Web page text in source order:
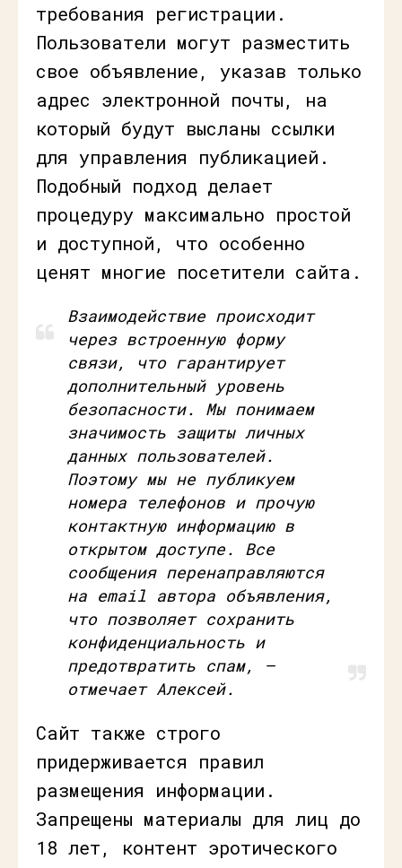
требования регистрации.
Пользователи могут разместить
свое объявление, указав только
адрес электронной почты, на
который будут высланы ссылки
для управления публикацией.
Подобный подход делает
процедуру максимально простой
и доступной, что особенно
ценят многие посетители сайта.
Взаимодействие происходит
через встроенную форму
связи, что гарантирует
дополнительный уровень
безопасности. Мы понимаем
значимость защиты личных
данных пользователей.
Поэтому мы не публикуем
номера телефонов и прочую
контактную информацию в
открытом доступе. Все
сообщения перенаправляются
на email автора объявления,
что позволяет сохранить
конфиденциальность и
предотвратить спам, —
отмечает Алексей.
Сайт также строго
придерживается правил
размещения информации.
Запрещены материалы для лиц до
18 лет, контент эротического